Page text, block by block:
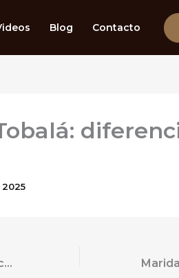
Blog Contacto
2025
Cómo diseñar tu marca blanca de mezca